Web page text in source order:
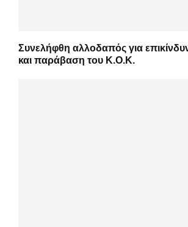
Συνελήφθη αλλοδαπός για
και παράβαση του Κ.Ο.Κ.